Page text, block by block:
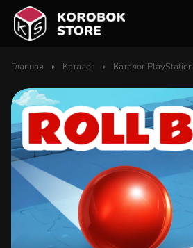
Главная Каталог Каталог PlayStation